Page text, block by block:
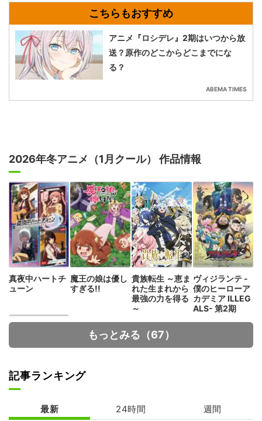
アニメ『ロシデレ』2期はいつから放
送？原作のどこからどこまでにな
る？
ABEMA TIMES
2026年冬アニメ（1月クール） 作品情報
真夜中ハートチ
ューン
魔王の娘は優し
すぎる!!
貴族転生 ～恵ま
れた生まれから
最強の力を得る
～
ヴィジランテ -
僕のヒーローア
カデミア ILLEG
ALS- 第2期
Fate/strange F
もっとみる（67）
記事ランキング
最新 24時間 週間